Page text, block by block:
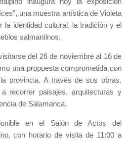
una muestra artística de Violeta
la identidad cultural, la tradición y el
salmantinos.
del 26 de noviembre al 16 de
una propuesta comprometida con
provincia. A través de sus obras,
recorrer paisajes, arquitecturas y
de Salamanca.
en el Salón de Actos del
con horario de visita de 11:00 a